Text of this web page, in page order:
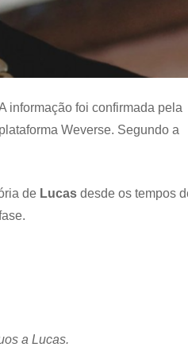
informação foi confirmada pela
Weverse. Segundo a
de Lucas desde os tempos
a Lucas.